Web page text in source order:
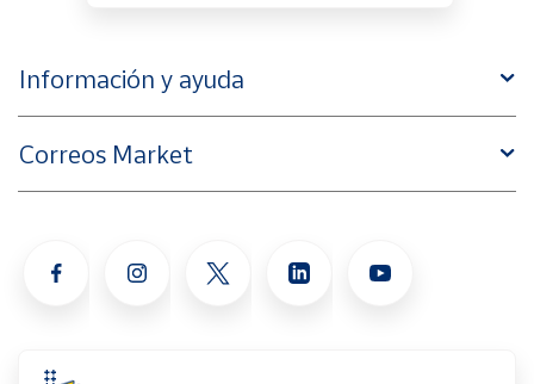
Información y ayuda
Correos Market